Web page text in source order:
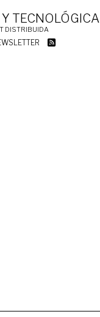
TECNOLÓGICA
DISTRIBUIDA